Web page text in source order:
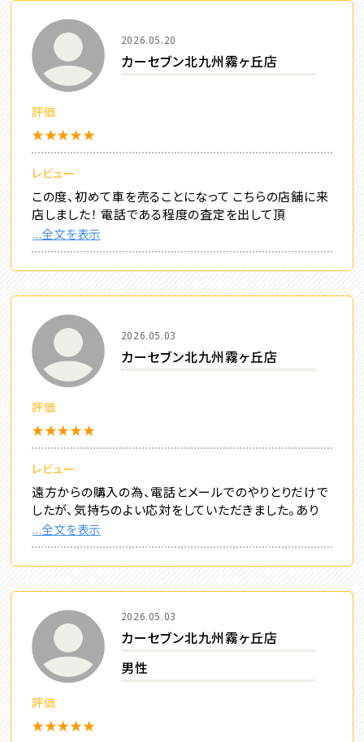
2026.05.20
カーセブン北九州霧ヶ丘店
評価
★★★★★
レビュー
この度、初めて車を売ることになって こちらの店舗に来
店しました！ 電話である程度の査定を出して頂
...全文を表示
2026.05.03
カーセブン北九州霧ヶ丘店
評価
★★★★★
レビュー
遠方からの購入の為、電話とメールでのやりとりだけで
したが、気持ちのよい応対をしていただきました。あり
...全文を表示
2026.05.03
カーセブン北九州霧ヶ丘店
男性
評価
★★★★★